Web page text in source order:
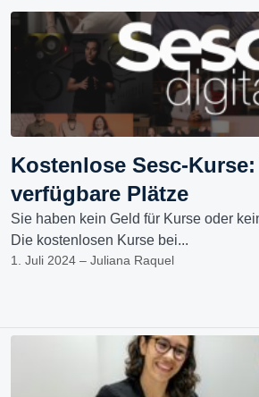
Kostenlose Sesc-
verfügbare Plätze
Sie haben kein Geld für Kurse oder
Die kostenlosen Kurse bei...
1. Juli 2024 – Juliana Raquel